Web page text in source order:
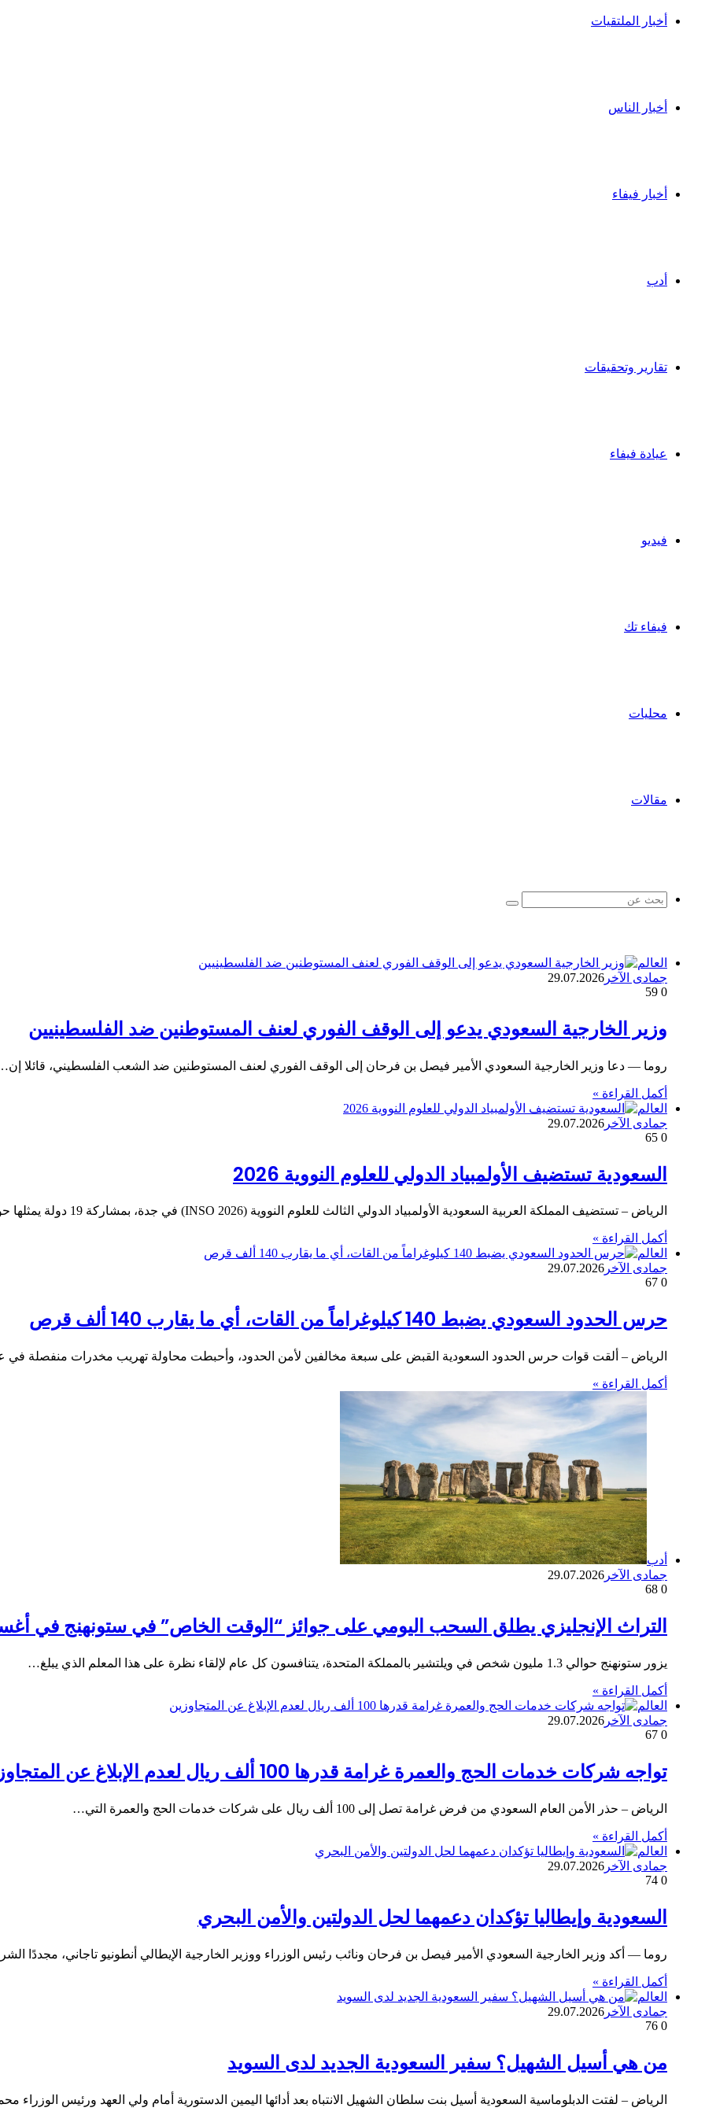
أخبار الملتقيات
أخبار الناس
أخبار فيفاء
أدب
تقارير وتحقيقات
عيادة فيفاء
فيديو
فيفاء تك
محليات
مقالات
بحث
العالم
جمادى الآخر 29.07.2026
0
وزير الخارجية السعودي يدعو إلى الوقف الفوري لعنف المستوطنين ضد الفلسطينيين
روما — دعا وزير الخارجية السعودي الأمير فيصل بن فرحان إلى الوقف الفوري لعنف المستوطنين ضد الشعب الفلسطيني، قائلا
أكمل القراءة »
العالم
جمادى الآخر 29.07.2026
0
السعودية تستضيف الأولمبياد الدولي للعلوم النووية 2026
الرياض – تستضيف المملكة العربية السعودية الأولمبياد الدولي الثالث للعلوم النووية (INSO 2026) في جدة، بمشاركة 19 دولة يمثلها حوالي…
أكمل القراءة »
العالم
جمادى الآخر 29.07.2026
0
حرس الحدود السعودي يضبط 140 كيلوغراماً من القات، أي ما يقارب 140 ألف قرص
الرياض – ألقت قوات حرس الحدود السعودية القبض على سبعة مخالفين لأمن الحدود، وأحبطت محاولة تهريب مخدرات منفصلة في
أكمل القراءة »
أدب
جمادى الآخر 29.07.2026
0
التراث الإنجليزي يطلق السحب اليومي على جوائز “الوقت الخاص” في ستونهنج في
يزور ستونهنج حوالي 1.3 مليون شخص في ويلتشير بالمملكة المتحدة، يتنافسون كل عام لإلقاء نظرة على هذا المعلم الذي يبلغ…
أكمل القراءة »
العالم
جمادى الآخر 29.07.2026
0
تواجه شركات خدمات الحج والعمرة غرامة قدرها 100 ألف ريال لعدم الإبلاغ عن المتجاوزين
الرياض – حذر الأمن العام السعودي من فرض غرامة تصل إلى 100 ألف ريال على شركات خدمات الحج والعمرة التي…
أكمل القراءة »
العالم
جمادى الآخر 29.07.2026
0
السعودية وإيطاليا تؤكدان دعمهما لحل الدولتين والأمن البحري
روما — أكد وزير الخارجية السعودي الأمير فيصل بن فرحان ونائب رئيس الوزراء ووزير الخارجية الإيطالي أنطونيو تاجاني، مجددًا
أكمل القراءة »
العالم
جمادى الآخر 29.07.2026
0
من هي أسيل الشهيل؟ سفير السعودية الجديد لدى السويد
الرياض – لفتت الدبلوماسية السعودية أسيل بنت سلطان الشهيل الانتباه بعد أدائها اليمين الدستورية أمام ولي العهد ورئيس الوزراء